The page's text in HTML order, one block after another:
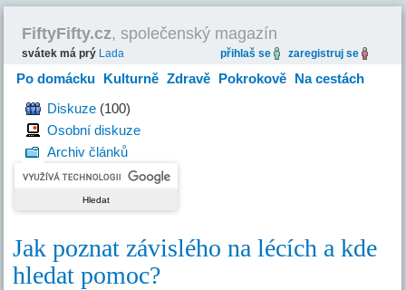
FiftyFifty.cz, společenský magazín
svátek má prý Lada přihlaš se zaregistruj se
Po domácku Kulturně Zdravě Pokrokově Na cestách
HravěDiskuze (100)
Osobní diskuze
Archiv článků
Jak poznat závislého na lécích a kde
hledat pomoc?